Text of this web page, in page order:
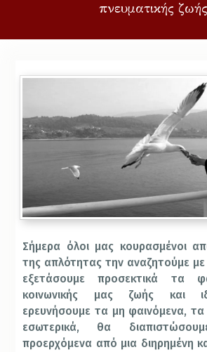
πνευματικής
Σήμερα όλοι μας κουρασμένοι
της απλότητας την αναζητούμε με
εξετάσουμε προσεκτικά τα
κοινωνικής μας ζωής και
ερευνήσουμε τα μη φαινόμενα,
εσωτερικά, θα
προερχόμενα από μια διηρημένη